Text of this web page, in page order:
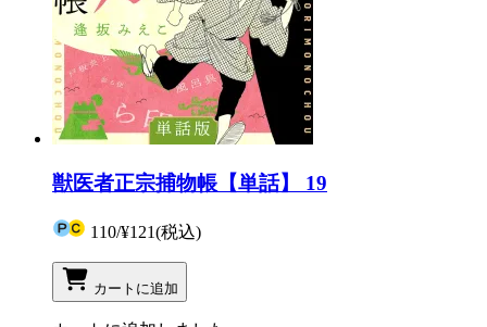
獣医者正宗捕物帳【単話】 19
110/¥121(税込)
カートに追加